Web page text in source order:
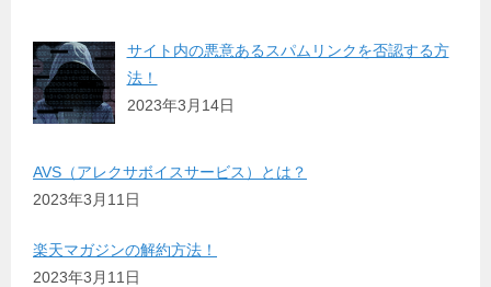
サイト内の悪意あるスパムリンクを否認する方
法！
2023年3月14日
AVS（アレクサボイスサービス）とは？
2023年3月11日
楽天マガジンの解約方法！
2023年3月11日